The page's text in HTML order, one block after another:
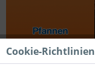
Cookie-Richtlinien